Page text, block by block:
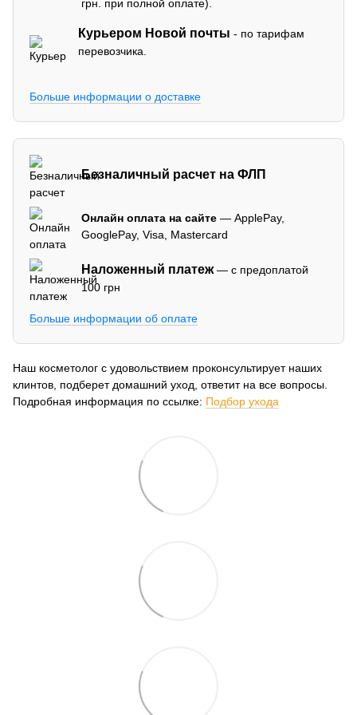
грн. при полной оплате).
Курьером Новой почты - по тарифам
перевозчика.
Больше информации о доставке
Безналичный расчет на ФЛП
Онлайн оплата на сайте — ApplePay,
GooglePay, Visa, Mastercard
Наложенный платеж— с предоплатой
100 грн
Больше информации об оплате
Наш косметолог с удовольствием проконсультирует наших
клинтов, подберет домашний уход, ответит на все вопросы.
Подробная информация по ссылке: Подбор ухода